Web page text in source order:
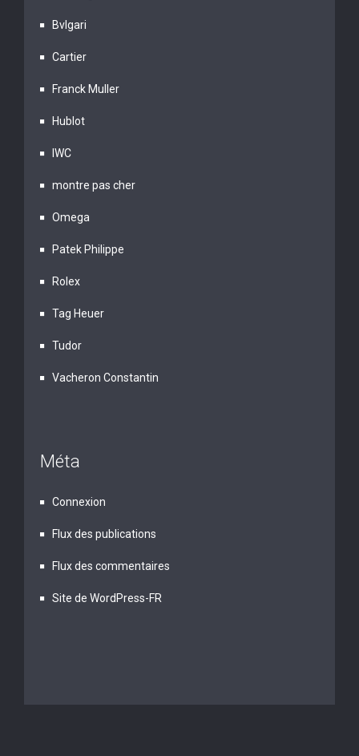
Bvlgari
Cartier
Franck Muller
Hublot
IWC
montre pas cher
Omega
Patek Philippe
Rolex
Tag Heuer
Tudor
Vacheron Constantin
Méta
Connexion
Flux des publications
Flux des commentaires
Site de WordPress-FR